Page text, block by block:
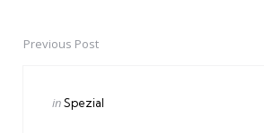
PostPrevious Post
Posted
inSpezial